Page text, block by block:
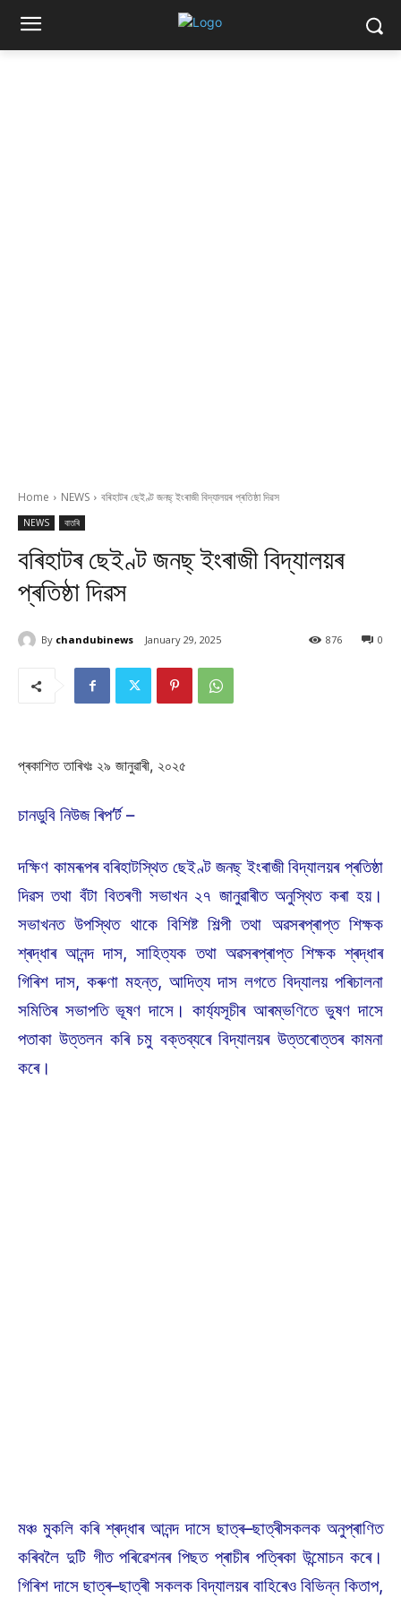
Home NEWS বৰিহাটৰ ছেইণ্ট জনছ্‌ ইংৰাজী বিদ্যালয়ৰ প্ৰতিষ্ঠা দিৱস
NEWS বাতৰি
বৰিহাটৰ ছেইণ্ট জনছ্‌ ইংৰাজী বিদ্যালয়ৰ
প্ৰতিষ্ঠা দিৱস
By chandubinews January 29, 2025 0
876
প্ৰকাশিত তাৰিখঃ ২৯ জানুৱাৰী, ২০২৫
চানডুবি নিউজ ৰিপ’ৰ্ট –
দক্ষিণ কামৰূপৰ বৰিহাটস্থিত ছেইণ্ট জনছ্‌ ইংৰাজী বিদ্যালয়ৰ প্ৰতিষ্ঠা
দিৱস তথা বঁটা বিতৰণী সভাখন ২৭ জানুৱাৰীত অনুস্থিত কৰা হয়।
সভাখনত উপস্থিত থাকে বিশিষ্ট শিল্পী তথা অৱসৰপ্ৰাপ্ত শিক্ষক
শ্ৰদ্ধাৰ আনন্দ দাস, সাহিত্যক তথা অৱসৰপ্ৰাপ্ত শিক্ষক শ্ৰদ্ধাৰ
গিৰিশ দাস, কৰুণা মহন্ত, আদিত্য দাস লগতে বিদ্যালয় পৰিচালনা
সমিতিৰ সভাপতি ভূষণ দাসে। কাৰ্য্যসূচীৰ আৰম্ভণিতে ভুষণ দাসে
পতাকা উত্তলন কৰি চমু বক্তব্যৰে বিদ্যালয়ৰ উত্তৰোত্তৰ কামনা
কৰে।
মঞ্চ মুকলি কৰি শ্ৰদ্ধাৰ আনন্দ দাসে ছাত্ৰ–ছাত্ৰীসকলক অনুপ্ৰাণিত
কৰিবলৈ দুটি গীত পৰিৱেশনৰ পিছত প্ৰাচীৰ পত্ৰিকা উন্মোচন কৰে।
গিৰিশ দাসে ছাত্ৰ–ছাত্ৰী সকলক বিদ্যালয়ৰ বাহিৰেও বিভিন্ন কিতাপ,